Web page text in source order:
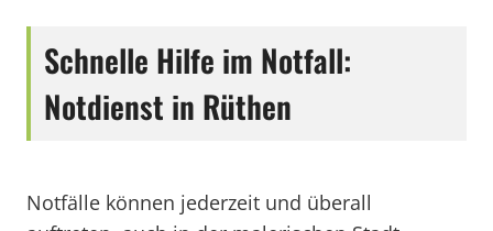
Schnelle Hilfe im Notfall:
Notdienst in Rüthen
Notfälle können jederzeit und überall